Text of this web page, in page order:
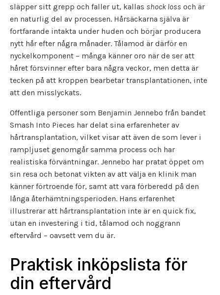
släpper sitt grepp och faller ut, kallas shock loss och är
en naturlig del av processen. Hårsäckarna själva är
fortfarande intakta under huden och börjar producera
nytt hår efter några månader. Tålamod är därför en
nyckelkomponent – många känner oro när de ser att
håret försvinner efter bara några veckor, men detta är
tecken på att kroppen bearbetar transplantationen, inte
att den misslyckats.
Offentliga personer som Benjamin Jennebo från bandet
Smash Into Pieces har delat sina erfarenheter av
hårtransplantation, vilket visar att även de som lever i
rampljuset genomgår samma process och har
realistiska förväntningar. Jennebo har pratat öppet om
sin resa och betonat vikten av att välja en klinik man
känner förtroende för, samt att vara förberedd på den
långa återhämtningsperioden. Hans erfarenhet
illustrerar att hårtransplantation inte är en quick fix,
utan en investering i tid, tålamod och noggrann
eftervård – oavsett vem du är.
Praktisk inköpslista för
din eftervård